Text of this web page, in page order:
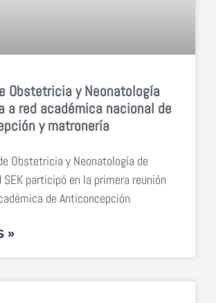
Obstetricia y Neonatología
a red académica nacional de
y matronería
Obstetricia y Neonatología de
SEK participó en la primera reunión
de Anticoncepción
»